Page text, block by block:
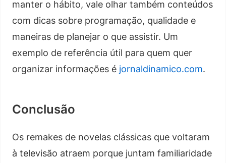
manter o hábito, vale olhar também conteúdos
com dicas sobre programação, qualidade e
maneiras de planejar o que assistir. Um
exemplo de referência útil para quem quer
organizar informações é jornaldinamico.com.
Conclusão
Os remakes de novelas clássicas que voltaram
à televisão atraem porque juntam familiaridade